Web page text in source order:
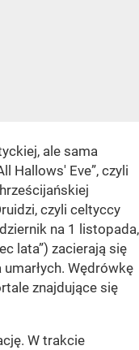
ale sama
Hallows' Eve”, czyli
czyli celtyccy
na 1 listopada,
lata”) zacierają się
Wędrówkę
znajdujące się
W trakcie